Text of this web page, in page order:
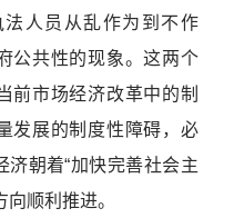
人员从乱作为到不作
公共性的现象。这两个
前市场经济改革中的制
发展的制度性障碍，必
济朝着“加快完善社会主
顺利推进。